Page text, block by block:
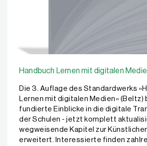
Handbuch Lernen mit digitalen
Die 3. Auflage des Standardwerks
Lernen mit digitalen Medien« (Beltz)
fundierte Einblicke in die digitale
der Schulen - jetzt komplett
wegweisende Kapitel zur
erweitert. Interessierte finden